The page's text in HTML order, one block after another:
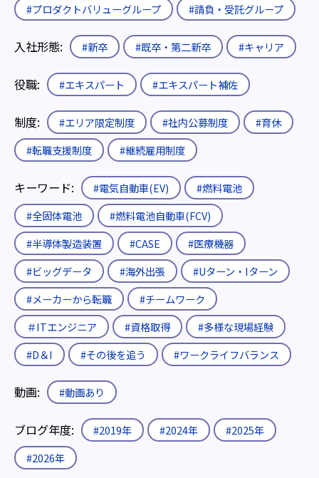
#プロダクトバリューグループ #請負・受託グループ
入社形態: #新卒 #既卒・第二新卒 #キャリア
役職: #エキスパート #エキスパート補佐
制度: #エリア限定制度 #社内公募制度
#育休
#転職支援制度
#継続雇用制度
キーワード: #電気自動車(EV)
#燃料電池
#全固体電池
#燃料電池自動車(FCV)
#半導体製造装置
#CASE
#医療機器
#ビッグデータ
#海外出張
#Uターン・Iターン
#メーカーから転職
#チームワーク
＃ITエンジニア
#資格取得
#多様な現場経験
#D＆I
#その後を追う #ワークライフバランス
動画: #動画あり
ブログ年度: #2019年 #2024年
#2025年
#2026年